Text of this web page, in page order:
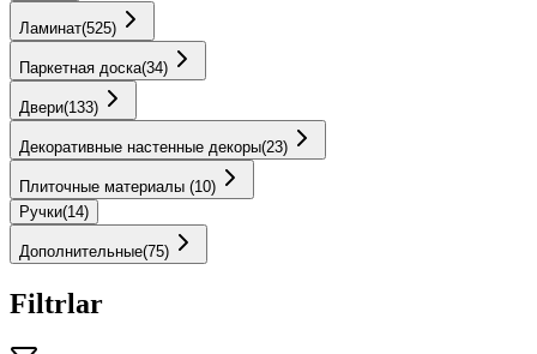
Ламинат(525)
Паркетная доска(34)
Двери(133)
Декоративные настенные декоры(23)
Плиточные материалы (10)
Ручки(14)
Дополнительные(75)
Filtrlar